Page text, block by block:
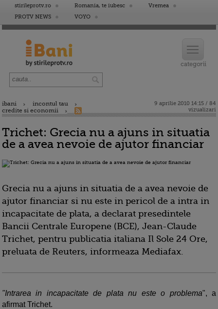
stirileprotv.ro Romania, te iubesc
Vremea
PROTV NEWS
VOYO
ibani
incontul tau
credite si economii
9 aprilie 2010 14:15 / 84
vizualizari
Trichet: Grecia nu a ajuns in situatia
de a avea nevoie de ajutor financiar
Grecia nu a ajuns in situatia de a avea nevoie de
ajutor financiar si nu este in pericol de a intra in
incapacitate de plata, a declarat presedintele
Bancii Centrale Europene (BCE), Jean-Claude
Trichet, pentru publicatia italiana Il Sole 24 Ore,
preluata de Reuters, informeaza Mediafax.
"Intrarea in incapacitate de plata nu este o problema", a
afirmat Trichet.